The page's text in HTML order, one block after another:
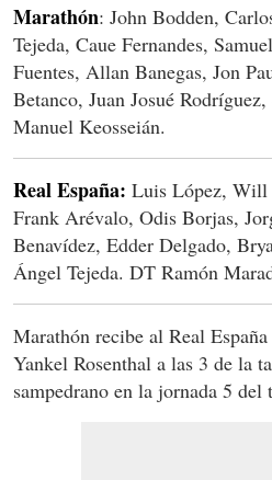
Marathón: John Bodden,
Tejeda, Caue Fernandes,
Fuentes, Allan Banegas, Jon
Betanco, Juan Josué
Manuel Keosseián.
Real España: Luis López, Will
Frank Arévalo, Odis Borjas,
Benavídez, Edder Delgado,
Ángel Tejeda. DT Ramón
Marathón recibe al Real
Yankel Rosenthal a las 3 de la
sampedrano en la jornada 5 del